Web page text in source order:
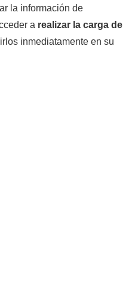
la información de
a realizar la carga de
inmediatamente en su